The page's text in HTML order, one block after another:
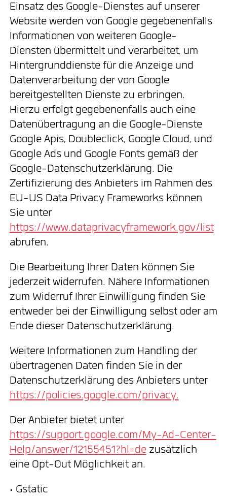
Einsatz des Google-Dienstes auf unserer
Website werden von Google gegebenenfalls
Informationen von weiteren Google-
Diensten übermittelt und verarbeitet, um
Hintergrunddienste für die Anzeige und
Datenverarbeitung der von Google
bereitgestellten Dienste zu erbringen.
Hierzu erfolgt gegebenenfalls auch eine
Datenübertragung an die Google-Dienste
Google Apis, Doubleclick, Google Cloud, und
Google Ads und Google Fonts gemäß der
Google-Datenschutzerklärung. Die
Zertifizierung des Anbieters im Rahmen des
EU-US Data Privacy Frameworks können
Sie unter
https://www.dataprivacyframework.gov/list
abrufen.
Die Bearbeitung Ihrer Daten können Sie
jederzeit widerrufen. Nähere Informationen
zum Widerruf Ihrer Einwilligung finden Sie
entweder bei der Einwilligung selbst oder am
Ende dieser Datenschutzerklärung.
Weitere Informationen zum Handling der
übertragenen Daten finden Sie in der
Datenschutzerklärung des Anbieters unter
https://policies.google.com/privacy.
Der Anbieter bietet unter
https://support.google.com/My-Ad-Center-
Help/answer/12155451?hl=dezusätzlich
eine Opt-Out Möglichkeit an.
• Gstatic